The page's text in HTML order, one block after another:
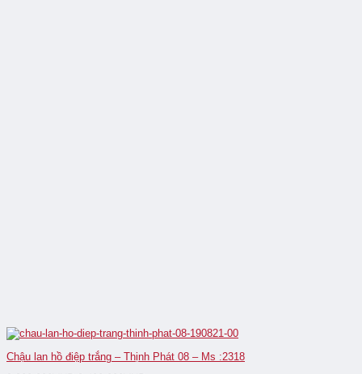
Chậu lan hồ điệp trắng – Thịnh Phát 08 – Ms :2318